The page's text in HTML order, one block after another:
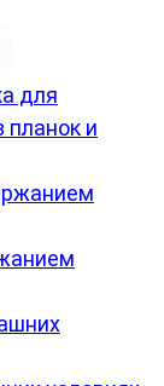
для
планок и